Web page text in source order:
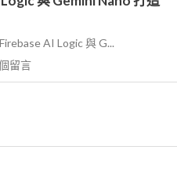
AI Logic 與 G...
留言